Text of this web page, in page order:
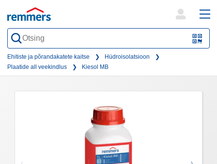
QR-
form
Ehitiste ja põrandakatete kaitse
Hüdroisolatsioon
Plaatide all veekindlus
Kiesol MB